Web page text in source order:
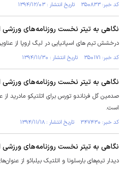
کد خبر: ۳۵۰۸۳۳ تاریخ انتشار : ۱۳۹۴/۱۲/۰۳
نگاهی به تیتر نخست روزنامه‌های ورزشی
درخشش تیم های اسپانیایی در لیگ اروپا از
کد خبر: ۳۵۰۱۷۱ تاریخ انتشار : ۱۳۹۴/۱۱/۳۰
نگاهی به تیتر نخست روزنامه‌های ورزشی
صدمین گل فرناندو تورس برای اتلتیکو مادرید از
است.
کد خبر: ۳۴۷۴۳۰ تاریخ انتشار : ۱۳۹۴/۱۱/۱۸
نگاهی به تیتر نخست روزنامه‌های ورزشی
دیدار تیم‌های بارسلونا و اتلتیک بیلبائو از